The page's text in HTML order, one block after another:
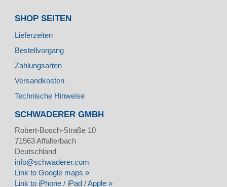
SHOP SEITEN
Lieferzeiten
Bestellvorgang
Zahlungsarten
Versandkosten
Technische Hinweise
SCHWADERER GMBH
Robert-Bosch-Straße 10
71563Affalterbach
Deutschland
info@schwaderer.com
Link to Google maps »
Link to iPhone / iPad / Apple »